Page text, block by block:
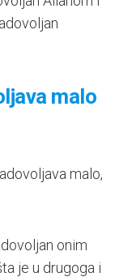
malo
malo,
onim
je u drugoga i